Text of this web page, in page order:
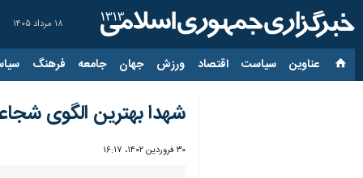
۱۸ مرداد ۱۴۰۵
عناوین‌ سیاست اقتصاد ورزش جهان جامعه فرهنگ
شهدا بهترین الگوی
۳۰ فروردین ۱۴۰۲، ۱۶:۱۷